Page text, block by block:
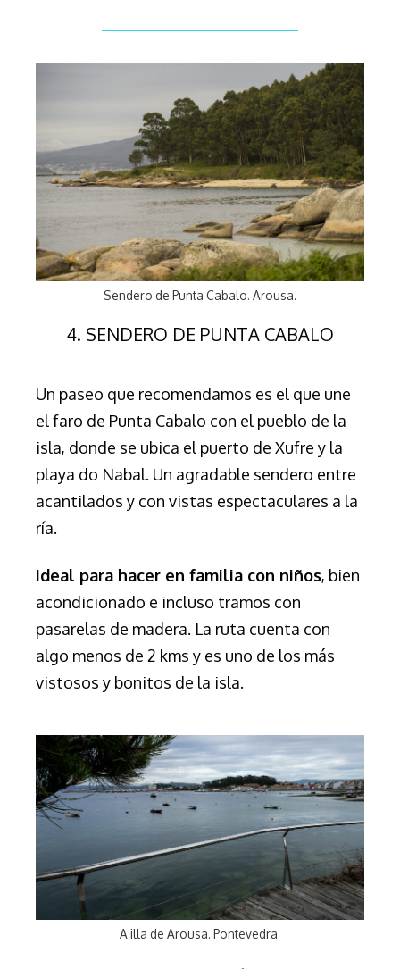
Sendero de Punta Cabalo. Arousa.
4. SENDERO DE PUNTA CABALO
Un paseo que recomendamos es el que une
el faro de Punta Cabalo con el pueblo de la
isla, donde se ubica el puerto de Xufre y la
playa do Nabal. Un agradable sendero entre
acantilados y con vistas espectaculares a la
ría.
Ideal para hacer en familia con niños, bien
acondicionado e incluso tramos con
pasarelas de madera. La ruta cuenta con
algo menos de 2 kms y es uno de los más
vistosos y bonitos de la isla.
A illa de Arousa. Pontevedra.